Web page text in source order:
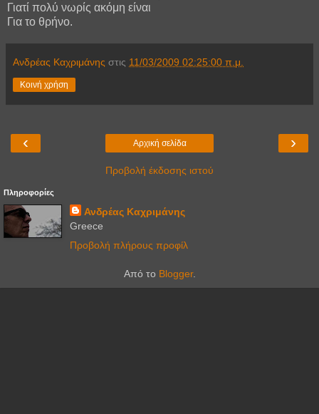
Γιατί πολύ νωρίς ακόμη είναι
Για το θρήνο.
Ανδρέας Καχριμάνης στις 11/03/2009 02:25:00 π.μ.
Κοινή χρήση
‹ ›
Αρχική σελίδα
Προβολή έκδοσης ιστού
Πληροφορίες
Ανδρέας Καχριμάνης
Greece
Προβολή πλήρους προφίλ
Από το Blogger.